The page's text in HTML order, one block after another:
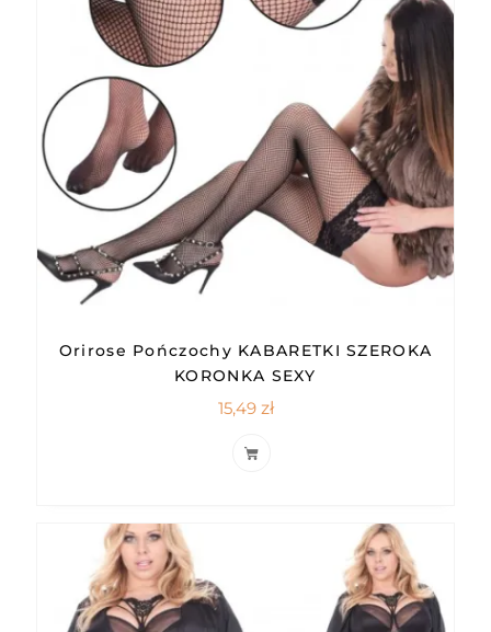
Orirose Pończochy KABARETKI SZEROKA
KORONKA SEXY
15,49 zł